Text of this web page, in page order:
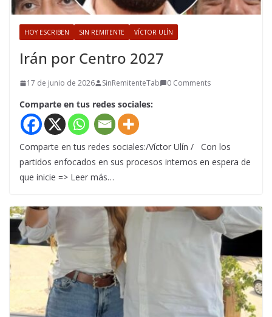
HOY ESCRIBEN SIN REMITENTE VÍCTOR ULÍN
Irán por Centro 2027
17 de junio de 2026 SinRemitenteTab 0 Comments
Comparte en tus redes sociales:
Comparte en tus redes sociales:/Víctor Ulín / Con los
partidos enfocados en sus procesos internos en espera de
que inicie => Leer más…